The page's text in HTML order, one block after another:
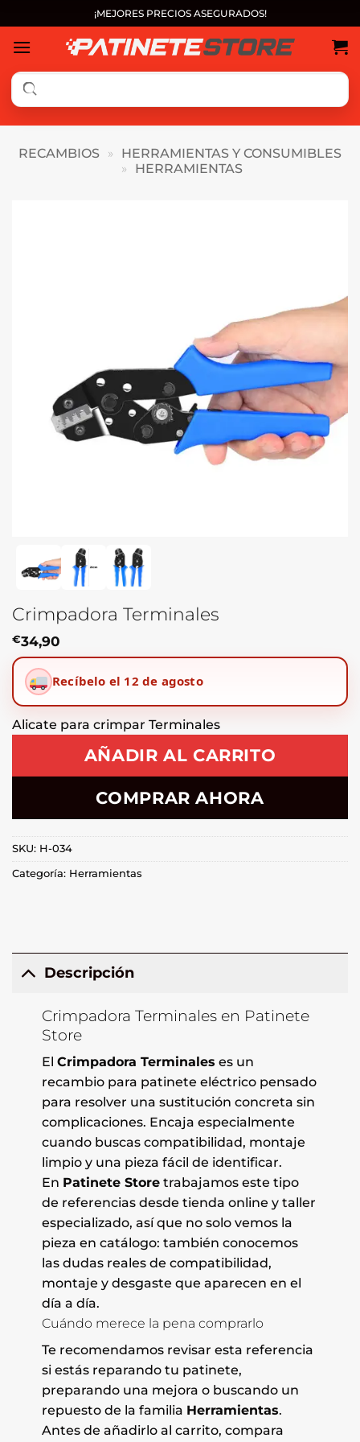
al
contenido
¡MEJORES PRECIOS ASEGURADOS!
RECAMBIOS »
HERRAMIENTAS Y CONSUMIBLES
»
HERRAMIENTAS
Crimpadora Terminales
€34,90
Recíbelo el 12 de agosto
Alicate para crimpar Terminales
AÑADIR AL CARRITO
COMPRAR AHORA
SKU: H-034
Categoría: Herramientas
Descripción
Crimpadora Terminales en Patinete
Store
El Crimpadora Terminales es un
recambio para patinete eléctrico pensado
para resolver una sustitución concreta sin
complicaciones. Encaja especialmente
cuando buscas compatibilidad, montaje
limpio y una pieza fácil de identificar.
En Patinete Storetrabajamos este tipo
de referencias desde tienda online y taller
especializado, así que no solo vemos la
pieza en catálogo: también conocemos
las dudas reales de compatibilidad,
montaje y desgaste que aparecen en el
día a día.
Cuándo merece la pena comprarlo
Te recomendamos revisar esta referencia
si estás reparando tu patinete,
preparando una mejora o buscando un
repuesto de la familia Herramientas.
Antes de añadirlo al carrito, compara